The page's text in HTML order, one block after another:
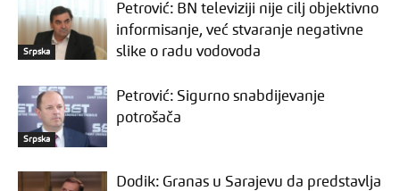
Srpska
Petrović: BN televiziji nije cilj objektivno
informisanje, već stvaranje negativne
slike o radu vodovoda
Srpska
Petrović: Sigurno snabdijevanje
potrošača
Dodik: Granas u Sarajevu da predstavlja